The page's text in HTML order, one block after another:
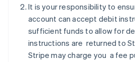
It is your responsibility to
account can accept debit
sufficient funds to allow for
instructions are returned to
Stripe may charge you a fee
Cypern
English
Danmark
Estland
English